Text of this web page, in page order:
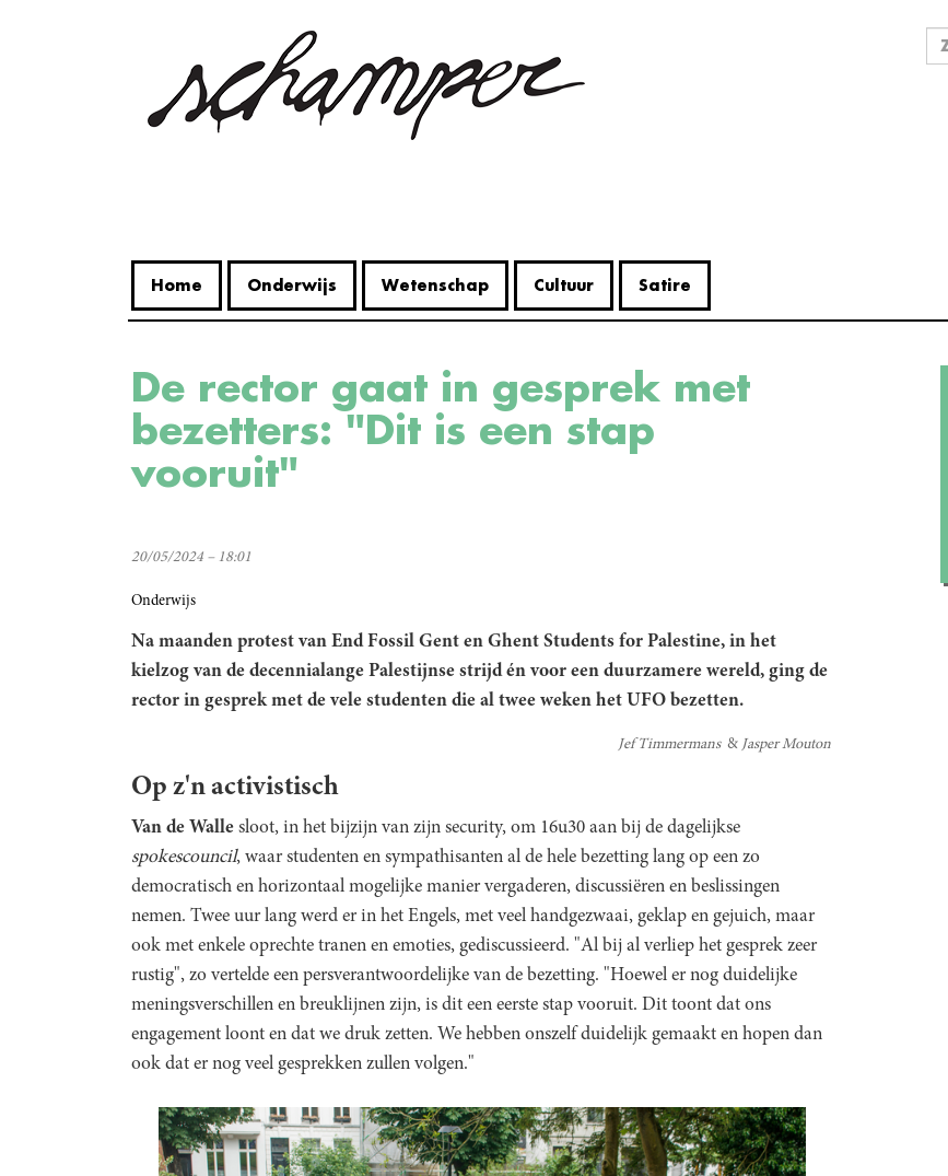
Home Onderwijs Wetenschap Cultuur Satire
De rector gaat in gesprek met
bezetters: "Dit is een stap
vooruit"
20/05/2024 – 18:01
Onderwijs
Na maanden protest van End Fossil Gent en Ghent Students for Palestine, in het
kielzog van de decennialange Palestijnse strijd én voor een duurzamere wereld, ging de
rector in gesprek met de vele studenten die al twee weken het UFO bezetten.
Jef Timmermans Jasper Mouton
Op z'n activistisch
Van de Walle sloot, in het bijzijn van zijn security, om 16u30 aan bij de dagelijkse
spokescouncil, waar studenten en sympathisanten al de hele bezetting lang op een zo
democratisch en horizontaal mogelijke manier vergaderen, discussiëren en beslissingen
nemen. Twee uur lang werd er in het Engels, met veel handgezwaai, geklap en gejuich, maar
ook met enkele oprechte tranen en emoties, gediscussieerd. "Al bij al verliep het gesprek zeer
rustig", zo vertelde een persverantwoordelijke van de bezetting. "Hoewel er nog duidelijke
meningsverschillen en breuklijnen zijn, is dit een eerste stap vooruit. Dit toont dat ons
engagement loont en dat we druk zetten. We hebben onszelf duidelijk gemaakt en hopen dan
ook dat er nog veel gesprekken zullen volgen."